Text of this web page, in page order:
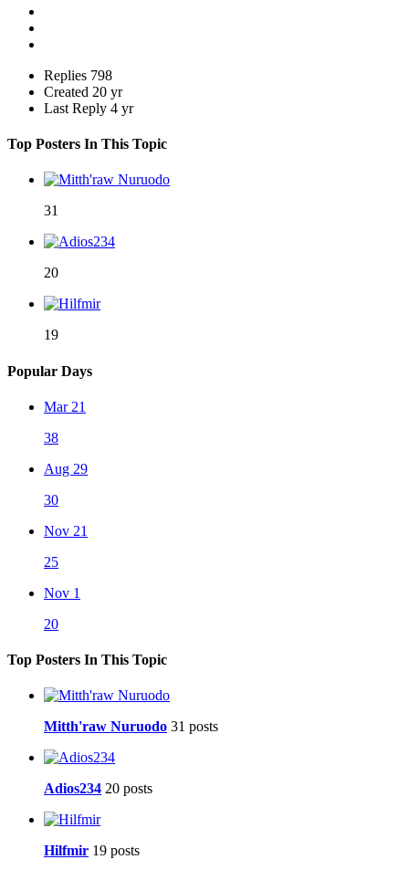
Replies 798
Created 20 yr
Last Reply 4 yr
Top Posters In This Topic
31
20
19
Popular Days
Mar 21
38
Aug 29
30
Nov 21
25
Nov 1
20
Top Posters In This Topic
Mitth'raw Nuruodo 31 posts
Adios234 20 posts
Hilfmir 19 posts